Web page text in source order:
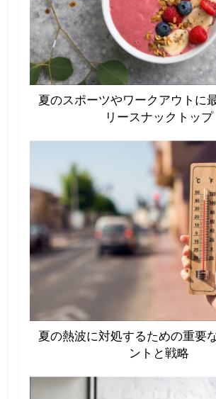
夏のスポーツやワークアウトに
リースナックトップ
夏の熱波に対処するための重要
ントと戦略